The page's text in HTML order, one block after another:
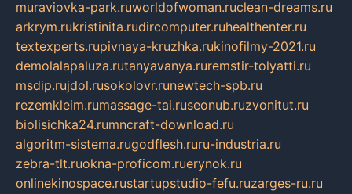
muraviovka-park.ruworldofwoman.ruclean-dreams.ru
arkrym.rukristinita.rudircomputer.ruhealthenter.ru
textexperts.rupivnaya-kruzhka.rukinofilmy-2021.ru
demolalapaluza.rutanyavanya.ruremstir-tolyatti.ru
msdip.rujdol.rusokolovr.runewtech-spb.ru
rezemkleim.rumassage-tai.ruseonub.ruzvonitut.ru
biolisichka24.rumncraft-download.ru
algoritm-sistema.rugodflesh.ruru-industria.ru
zebra-tlt.ruokna-proficom.ruerynok.ru
onlinekinospace.rustartupstudio-fefu.ruzarges-ru.ru